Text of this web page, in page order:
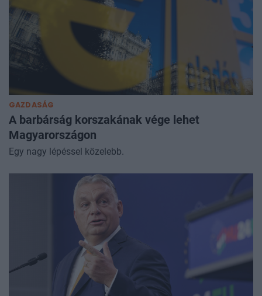
GAZDASÁG
A barbárság korszakának vége lehet
Magyarországon
Egy nagy lépéssel közelebb.